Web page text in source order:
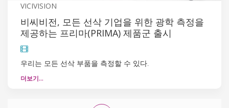
VICIVISION
비씨비전, 모든 선삭 기업을 위한 광학 측정을
제공하는 프리마(PRIMA) 제품군 출시
우리는 모든 선삭 부품을 측정할 수 있다.
더보기…